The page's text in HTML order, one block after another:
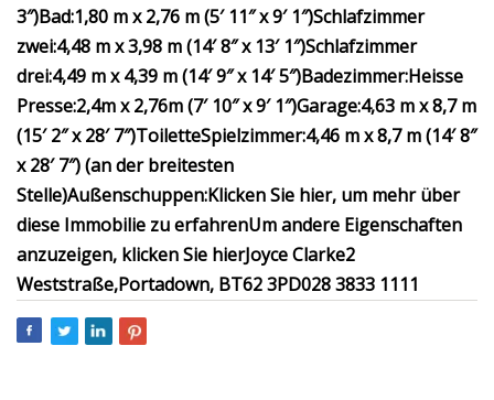
3″)Bad:1,80 m x 2,76 m (5′ 11″ x 9′ 1″)Schlafzimmer
zwei:4,48 m x 3,98 m (14′ 8″ x 13′ 1″)Schlafzimmer
drei:4,49 m x 4,39 m (14′ 9″ x 14′ 5″)Badezimmer:Heisse
Presse:2,4m x 2,76m (7′ 10″ x 9′ 1″)Garage:4,63 m x 8,7 m
(15′ 2″ x 28′ 7″)ToiletteSpielzimmer:4,46 m x 8,7 m (14′ 8″
x 28′ 7″) (an der breitesten
Stelle)Außenschuppen:Klicken Sie hier, um mehr über
diese Immobilie zu erfahrenUm andere Eigenschaften
anzuzeigen, klicken Sie hierJoyce Clarke2
Weststraße,Portadown, BT62 3PD028 3833 1111